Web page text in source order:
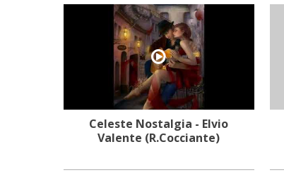
Celeste Nostalgia - Elvio
Valente (R.Cocciante)